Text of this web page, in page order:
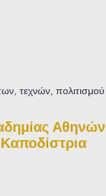
τεχνών, πολιτισμού
Αθηνών